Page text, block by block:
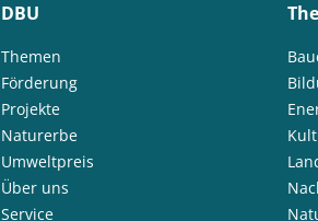
DBU
Themen
Förderung
Projekte
Naturerbe
Umweltpreis
Über uns
Service